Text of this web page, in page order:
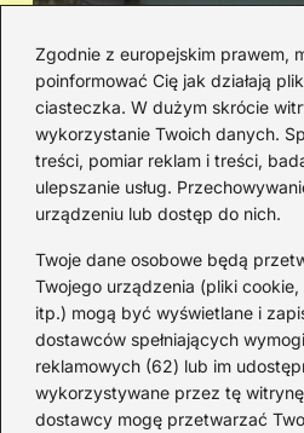
Zgodnie z europejskim prawem,
poinformować Cię jak działają
ciasteczka. W dużym skrócie
wykorzystanie Twoich danych.
treści, pomiar reklam i treści,
ulepszanie usług.
urządzeniu lub dostęp do nich.
Twoje dane osobowe będą
Twojego urządzenia (pliki
itp.) mogą być wyświetlane i
dostawców spełniających
reklamowych (62) lub im
wykorzystywane przez tę
dostawcy mogę przetwarzać
Cicha woda — kto
historia piosenki
Redakcja
JazzJuniors.pl to miejsce dla
animatorów i wszystkich, którzy
więcej niż dźwięki – to emocje,
Szukasz inspiracji do rodzinnego
Redakcja: Monika Zawadzka